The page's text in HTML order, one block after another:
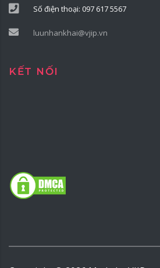
Số điện thoại: 097 617 5567
luunhankhai@vjip.vn
KẾT NỐI